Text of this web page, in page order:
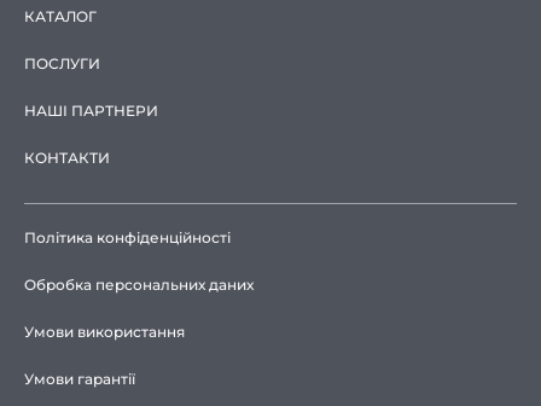
КАТАЛОГ
ПОСЛУГИ
НАШІ ПАРТНЕРИ
КОНТАКТИ
Політика конфіденційності
Обробка персональних даних
Умови використання
Умови гарантії